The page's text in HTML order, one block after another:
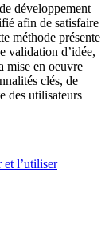
développement
afin de satisfaire
méthode présente
validation d’idée,
mise en oeuvre
clés, de
des utilisateurs
l’utiliser